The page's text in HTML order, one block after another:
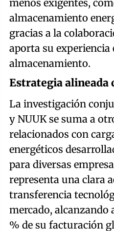
menos exigentes,
almacenamiento
gracias a la
aporta su experiencia
almacenamiento.
Estrategia alineada
La investigación
y NUUK se suma a
relacionados con
energéticos
para diversas
representa una clara
transferencia
mercado, alcanzando
% de su facturación